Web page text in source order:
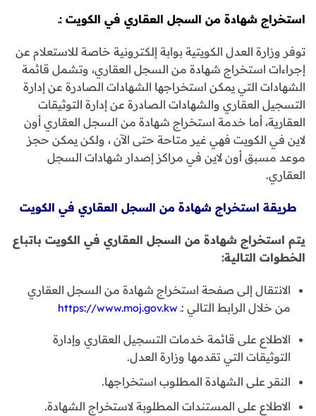
استخراج شهادة من السجل العقاري في الكويت :ـ
توفر وزارة العدل الكويتية بوابة إلكترونية خاصة للاستعلام عن
إجراءات استخراج شهادة من السجل العقاري، وتشمل قائمة
الشهادات التي يمكن استخراجها الشهادات الصادرة عن إدارة
التسجيل العقاري والشهادات الصادرة عن إدارة التوثيقات
العقارية، أما خدمة استخراج شهادة من السجل العقاري أون
لاين في الكويت فهي غير متاحة حتى الآن ، ولكن يمكن حجز
موعد مسبق أون لاين في مراكز إصدار شهادات السجل
العقاري.
طريقة استخراج شهادة من السجل العقاري في الكويت
يتم استخراج شهادة من السجل العقاري في الكويت باتباع
الخطوات التالية:
الانتقال إلى صفحة استخراج شهادة من السجل العقاري
من خلال الرابط التالي :ـ https://www.moj.gov.kw
الاطلاع على قائمة خدمات التسجيل العقاري وإدارة
التوثيقات التي تقدمها وزارة العدل.
النقر على الشهادة المطلوب استخراجها.
الاطلاع على المستندات المطلوبة لاستخراج الشهادة.